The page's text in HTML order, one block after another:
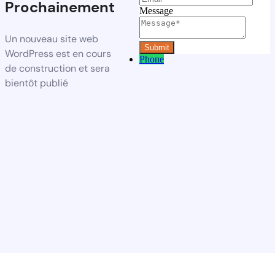
Prochainement
Un nouveau site web
WordPress est en cours
de construction et sera
bientôt publié
Message
Phone